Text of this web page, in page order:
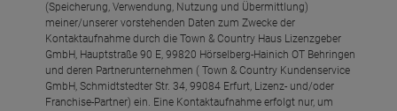
(Speicherung, Verwendung, Nutzung und Übermittlung)
meiner/unserer vorstehenden Daten zum Zwecke der
Kontaktaufnahme durch die Town & Country Haus Lizenzgeber
GmbH, Hauptstraße 90 E, 99820 Hörselberg-Hainich OT Behringen
und deren Partnerunternehmen ( Town & Country Kundenservice
GmbH, Schmidtstedter Str. 34, 99084 Erfurt, Lizenz- und/oder
Franchise-Partner) ein. Eine Kontaktaufnahme erfolgt nur, um